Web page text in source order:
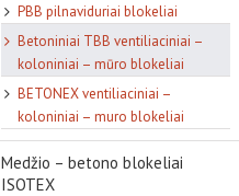
PBB pilnaviduriai blokeliai
Betoniniai TBB ventiliaciniai –
koloniniai – mūro blokeliai
BETONEX ventiliaciniai –
koloniniai – muro blokeliai
Medžio – betono blokeliai
ISOTEX